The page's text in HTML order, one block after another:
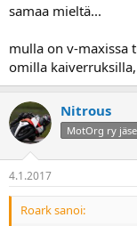
samaa mieltä...
mulla on v-maxissa
omilla
Nitrous
MotOrg ry
4.1.2017
Roark sanoi: